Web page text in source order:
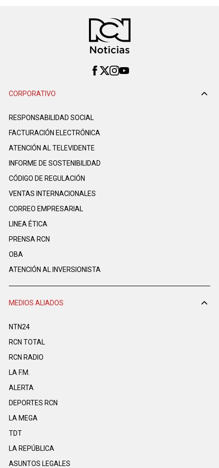
CORPORATIVO
RESPONSABILIDAD SOCIAL
FACTURACIÓN ELECTRÓNICA
ATENCIÓN AL TELEVIDENTE
INFORME DE SOSTENIBILIDAD
CÓDIGO DE REGULACIÓN
VENTAS INTERNACIONALES
CORREO EMPRESARIAL
LINEA ÉTICA
PRENSA RCN
OBA
ATENCIÓN AL INVERSIONISTA
MEDIOS ALIADOS
NTN24
RCN TOTAL
RCN RADIO
LA F.M.
ALERTA
DEPORTES RCN
LA MEGA
TDT
LA REPÚBLICA
ASUNTOS LEGALES